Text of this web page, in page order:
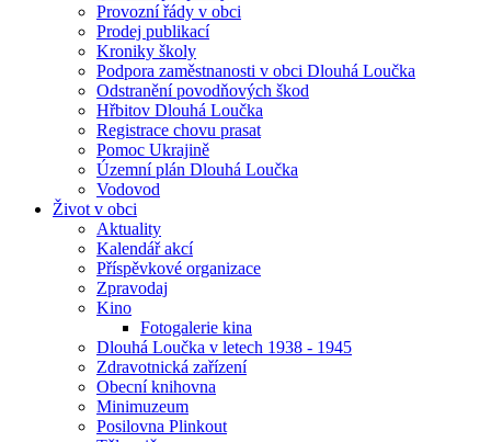
Provozní řády v obci
Prodej publikací
Kroniky školy
Podpora zaměstnanosti v obci Dlouhá Loučka
Odstranění povodňových škod
Hřbitov Dlouhá Loučka
Registrace chovu prasat
Pomoc Ukrajině
Územní plán Dlouhá Loučka
Vodovod
Život v obci
Aktuality
Kalendář akcí
Příspěvkové organizace
Zpravodaj
Kino
Fotogalerie kina
Dlouhá Loučka v letech 1938 - 1945
Zdravotnická zařízení
Obecní knihovna
Minimuzeum
Posilovna Plinkout